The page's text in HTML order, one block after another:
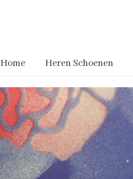
Home Heren Schoenen